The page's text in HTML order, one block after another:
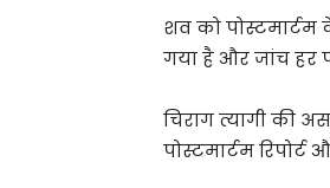
शव को
गया है और जांच हर
चिराग त्यागी की
पोस्टमार्टम